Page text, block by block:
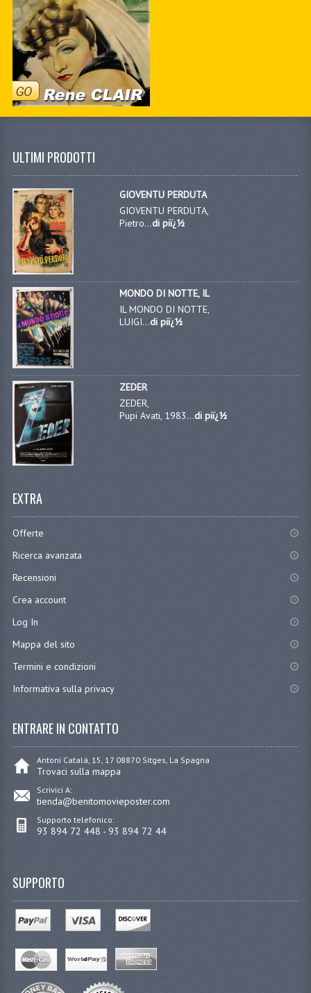
ULTIMI PRODOTTI
GIOVENTU PERDUTA
GIOVENTU PERDUTA,
Pietro...di piï¿½
MONDO DI NOTTE, IL
IL MONDO DI NOTTE,
LUIGI...di piï¿½
ZEDER
ZEDER,
Pupi Avati, 1983...di piï¿½
EXTRA
Offerte
Ricerca avanzata
Recensioni
Crea account
Log In
Mappa del sito
Termini e condizioni
Informativa sulla privacy
ENTRARE IN CONTATTO
Antoni Catalá, 15, 17 08870 Sitges, La Spagna
Trovaci sulla mappa
Scrivici A:
tienda@benitomovieposter.com
Supporto telefonico:
93 894 72 448 - 93 894 72 44
SUPPORTO